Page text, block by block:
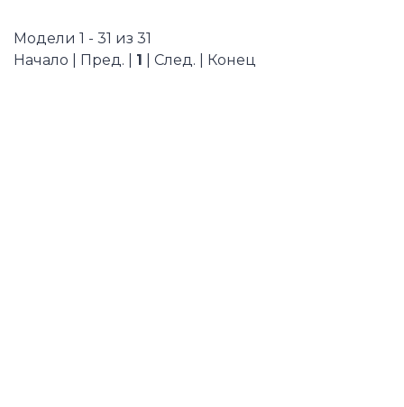
Модели 1 - 31 из 31
Начало | Пред. | 1 | След. | Конец